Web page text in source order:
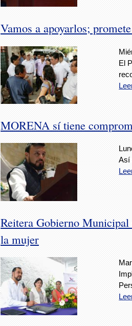
Vamos a apoyarlos;
El
MORENA sí tiene
Así
Reitera Gobierno
la mujer